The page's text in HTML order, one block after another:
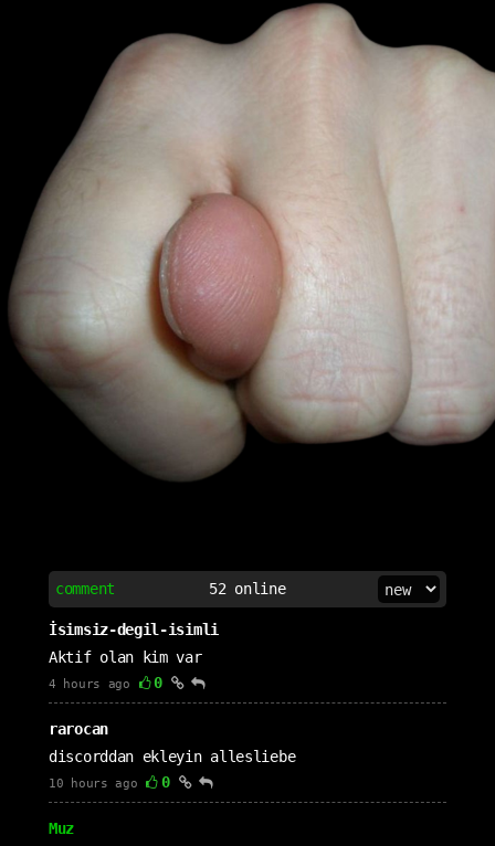
comment 52 online
İsimsiz-degil-isimli
Aktif olan kim var
4 hours ago 0
rarocan
discorddan ekleyin allesliebe
10 hours ago 0
Muz